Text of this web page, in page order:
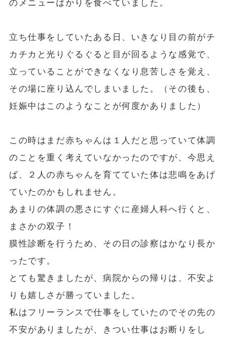
のメニューばかりを食べていました。
立ち仕事をしていたある日、いきなり目の前がチ
カチカと光りぐるぐると目が回るような感覚で、
立っていることができなくなり息苦しさを覚え、
その場に座り込んでしまいました。（その後も、
妊娠中はこのようなことが何度かありました）
この時はまだ赤ちゃんは１人だと思っていて体調
のことを重く考えていなかったのですが、今思え
ば、２人の赤ちゃんを育てていた体は悲鳴をあげ
ていたのかもしれません。
あまりの体調の悪さにすぐに産婦人科へ行くと、
まさかの双子！
膜性診断を行うため、その日の診察はかなり長か
ったです。
とても驚きましたが、病院からの帰りは、不安よ
りも嬉しさが勝っていました。
私はフリーランスで仕事をしていたのでその先の
不安がありましたが、きつい仕事はお断りをし